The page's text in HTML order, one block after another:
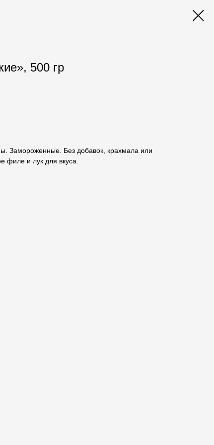
500 гр
Замороженные. Без добавок, крахмала или
филе и лук для вкуса.